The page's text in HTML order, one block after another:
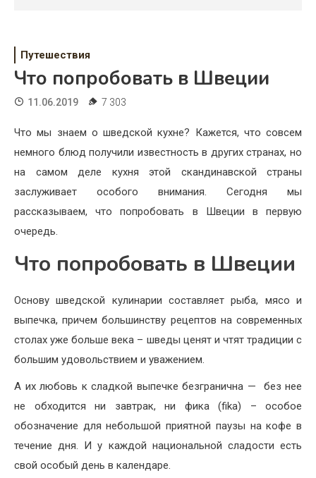
Свадьба
Дом
Жизнь
Хобби
Недвижимость
Путешествия
Что попробовать в Швеции
11.06.2019 7 303
Что мы знаем о шведской кухне? Кажется, что совсем
немного блюд получили известность в других странах, но
на самом деле кухня этой скандинавской страны
заслуживает особого внимания. Сегодня мы
рассказываем, что попробовать в Швеции в первую
очередь.
Что попробовать в Швеции
Основу шведской кулинарии составляет рыба, мясо и
выпечка, причем большинству рецептов на современных
столах уже больше века – шведы ценят и чтят традиции с
большим удовольствием и уважением.
А их любовь к сладкой выпечке безгранична — без нее
не обходится ни завтрак, ни фика (fika) – особое
обозначение для небольшой приятной паузы на кофе в
течение дня. И у каждой национальной сладости есть
свой особый день в календаре.